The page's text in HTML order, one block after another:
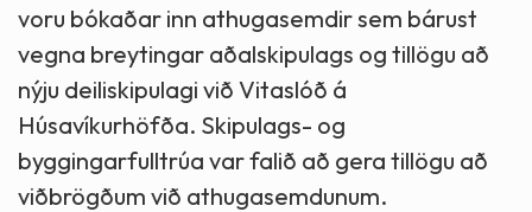
voru bókaðar inn athugasemdir sem bárust
vegna breytingar aðalskipulags og tillögu að
nýju deiliskipulagi við Vitaslóð á
Húsavíkurhöfða. Skipulags- og
byggingarfulltrúa var falið að gera tillögu að
viðbrögðum við athugasemdunum.